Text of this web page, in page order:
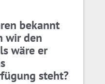
bekannt
wir den
wäre er
steht?